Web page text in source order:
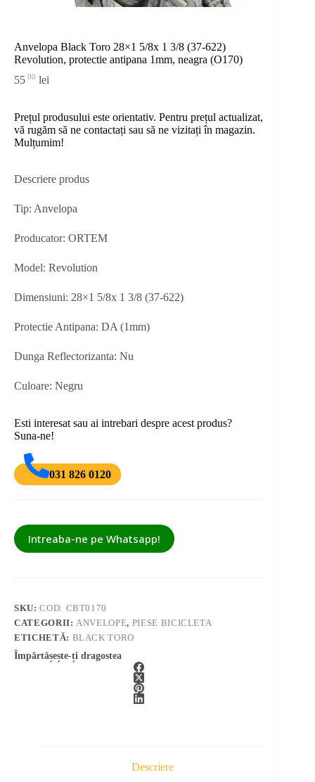
Anvelopa Black Toro 28×1 5/8x 1 3/8 (37-622)
Revolution, protectie antipana 1mm, neagra (O170)
55 00 lei
Prețul produsului este orientativ. Pentru prețul actualizat,
vă rugăm să ne contactați sau să ne vizitați în magazin.
Mulțumim!
Descriere produs
Tip: Anvelopa
Producator: ORTEM
Model: Revolution
Dimensiuni: 28×1 5/8x 1 3/8 (37-622)
Protectie Antipana: DA (1mm)
Dunga Reflectorizanta: Nu
Culoare: Negru
Esti interesat sau ai intrebari despre acest produs?
Suna-ne!
031 826 0120
Intreaba-ne pe Whatsapp!
SKU:COD: CBT0170
CATEGORII: ANVELOPE, PIESE BICICLETA
ETICHETĂ: BLACK TORO
Împărtășește-ți dragostea
Descriere